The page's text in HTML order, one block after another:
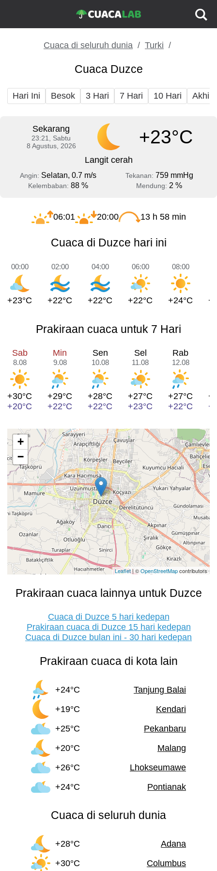
Cuaca di seluruh dunia Turki
Cuaca Duzce
Hari Ini Besok 3 Hari 7 Hari 10 Hari Akhir
Sekarang
23:21, Sabtu
8 Agustus, 2026
+23°C
Langit cerah
Angin: Selatan, 0.7 m/s Tekanan: 759 mmHg
Kelembaban: 88 % Mendung: 2 %
06:01 20:00 13 h 58 min
Cuaca di Duzce hari ini
00:00
+23°C
02:00
+22°C
04:00
+22°C
06:00
+22°C
08:00
+24°C
Prakiraan cuaca untuk 7 Hari
Sab
8.08
+30°C
+20°C
Min
9.08
+29°C
+22°C
Sen
10.08
+28°C
+22°C
Sel
11.08
+27°C
+23°C
Rab
12.08
+27°C
+22°C
+
−
Leaflet| ©OpenStreetMapcontributors
Prakiraan cuaca lainnya untuk Duzce
Cuaca di Duzce 5 hari kedepan
Prakiraan cuaca di Duzce 15 hari kedepan
Cuaca di Duzce bulan ini - 30 hari kedepan
Prakiraan cuaca di kota lain
+24°C
Tanjung Balai
+19°C
Kendari
+25°C
Pekanbaru
+20°C
Malang
+26°C
Lhokseumawe
+24°C
Pontianak
Cuaca di seluruh dunia
+28°C
Adana
+30°C
Columbus